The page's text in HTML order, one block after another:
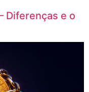
e o